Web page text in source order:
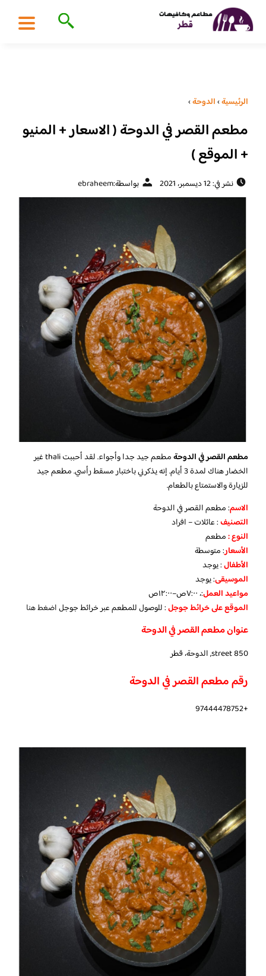
الرئيسية›الدوحة›
مطعم القصر في الدوحة ( الاسعار + المنيو
+ الموقع )
نشر في: 12 ديسمبر، 2021 بواسطة:ebraheem
مطعم القصر في الدوحة
مطعم جيد جدا وأجواء. لقد أحببت thali غير
الخضار هناك لمدة 3 أيام. إنه يذكرني باختبار مسقط رأسي. مطعم جيد
للزيارة والاستمتاع بالطعام.
الاسم: مطعم القصر في الدوحة
التصنيف: عائلات – افراد
النوع :مطعم
الأسعار:متوسطة
الأطفال:يوجد
الموسيقى:يوجد
مواعيد العمل:، ٧:٠٠ص–١٢:٠٠ص
الموقع على خرائط جوجل: للوصول للمطعم عبر خرائط جوجلاضغط هنا
عنوان مطعم القصر في الدوحة
street 850, الدوحة، قطر
رقم مطعم القصر في الدوحة
+97444478752